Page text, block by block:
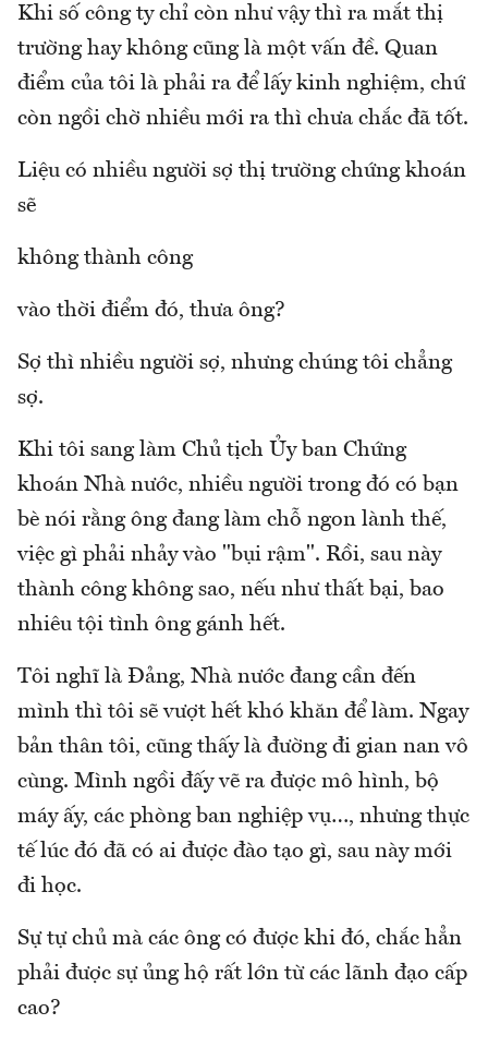
Khi số công ty chỉ còn như vậy thì ra mắt thị
trường hay không cũng là một vấn đề. Quan
điểm của tôi là phải ra để lấy kinh nghiệm, chứ
còn ngồi chờ nhiều mới ra thì chưa chắc đã tốt.
Liệu có nhiều người sợ thị trường chứng khoán
sẽ
không thành công
vào thời điểm đó, thưa ông?
Sợ thì nhiều người sợ, nhưng chúng tôi chẳng
sợ.
Khi tôi sang làm Chủ tịch Ủy ban Chứng
khoán Nhà nước, nhiều người trong đó có bạn
bè nói rằng ông đang làm chỗ ngon lành thế,
việc gì phải nhảy vào "bụi rậm". Rồi, sau này
thành công không sao, nếu như thất bại, bao
nhiêu tội tình ông gánh hết.
Tôi nghĩ là Đảng, Nhà nước đang cần đến
mình thì tôi sẽ vượt hết khó khăn để làm. Ngay
bản thân tôi, cũng thấy là đường đi gian nan vô
cùng. Mình ngồi đấy vẽ ra được mô hình, bộ
máy ấy, các phòng ban nghiệp vụ…, nhưng thực
tế lúc đó đã có ai được đào tạo gì, sau này mới
đi học.
Sự tự chủ mà các ông có được khi đó, chắc hẳn
phải được sự ủng hộ rất lớn từ các lãnh đạo cấp
cao?